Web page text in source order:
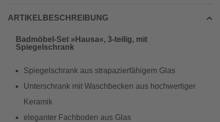
ARTIKELBESCHREIBUNG
Badmöbel-Set »Hausa«, 3-teilig, mit
Spiegelschrank
Spiegelschrank aus strapazierfähigem Glas
Unterschrank mit Waschbecken aus hochwertiger
Keramik
eleganter Fachboden aus Glas